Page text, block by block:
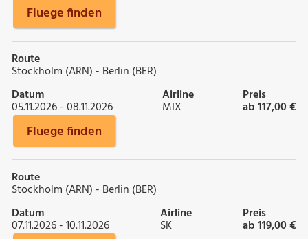
Fluege finden
Route
Stockholm (ARN) - Berlin (BER)
Datum
05.11.2026 - 08.11.2026
Airline
MIX
Preis
ab 117,00 €
Fluege finden
Route
Stockholm (ARN) - Berlin (BER)
Datum
07.11.2026 - 10.11.2026
Airline
SK
Preis
ab 119,00 €